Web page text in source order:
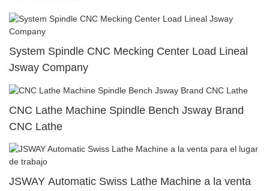
System Spindle CNC Mecking Center Load Lineal
Jsway Company
CNC Lathe Machine Spindle Bench Jsway Brand
CNC Lathe
JSWAY Automatic Swiss Lathe Machine a la venta